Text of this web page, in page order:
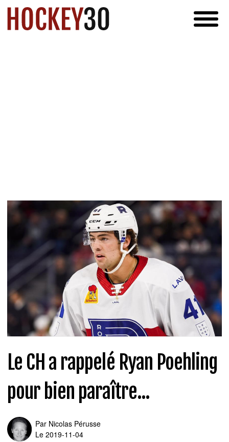
Le CH a rappelé Ryan Poehling
pour bien paraître...
Par Nicolas Pérusse
Le 2019-11-04